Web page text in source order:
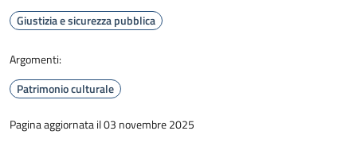
Giustizia e sicurezza pubblica
Argomenti:
Patrimonio culturale
Pagina aggiornata il 03 novembre 2025